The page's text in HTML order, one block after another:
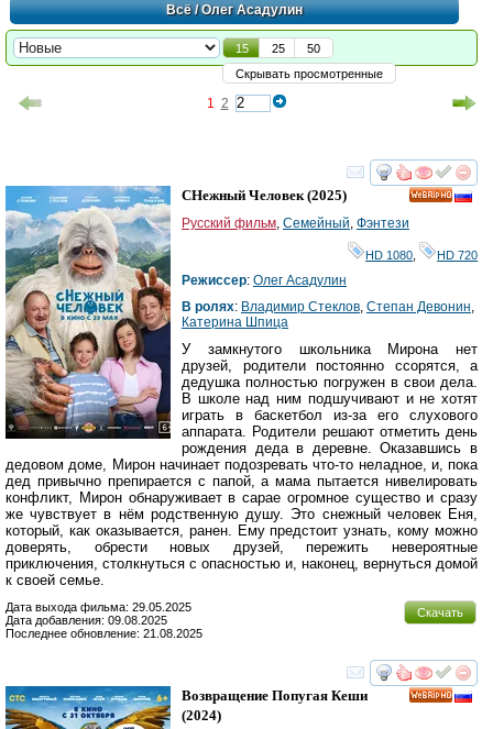
Всё/ Олег Асадулин
15 25
50
Скрывать просмотренные
1 2
смотреть
СНежный Человек (2025)
Русский фильм Семейный Фэнтези
HD 1080 HD 720
Режиссер: Олег Асадулин
В ролях: Владимир Стеклов Степан Девонин
Катерина Шпица
У замкнутого школьника Мирона нет
друзей, родители постоянно ссорятся, а
дедушка полностью погружен в свои дела.
В школе над ним подшучивают и не хотят
играть в баскетбол из-за его слухового
аппарата. Родители решают отметить день
рождения деда в деревне. Оказавшись в
дедовом доме, Мирон начинает подозревать что-то неладное, и, пока
дед привычно препирается с папой, а мама пытается нивелировать
конфликт, Мирон обнаруживает в сарае огромное существо и сразу
же чувствует в нём родственную душу. Это снежный человек Еня,
который, как оказывается, ранен. Ему предстоит узнать, кому можно
доверять, обрести новых друзей, пережить невероятные
приключения, столкнуться с опасностью и, наконец, вернуться домой
к своей семье.
Скачать
Дата выхода фильма: 29.05.2025
Дата добавления: 09.08.2025
Последнее обновление: 21.08.2025
смотреть
Возвращение Попугая Кеши
(2024)